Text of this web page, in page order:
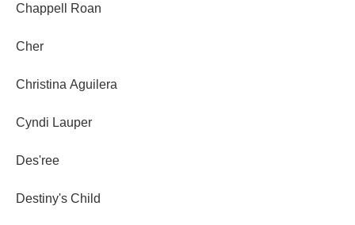
Chappell Roan
Cher
Christina Aguilera
Cyndi Lauper
Des'ree
Destiny's Child